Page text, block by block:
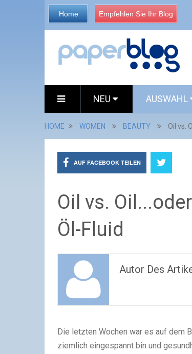
Home Empfehlen Sie Ihr Blog
NEU AUSWAHL
HOME WOMEN BEAUTY Oil vs.
AUF FACEBOOK TEILEN
Oil vs.
Öl-Fluid
Autor Des
Die letzten Wochen war es auf dem
ziemlich eingespannt bin und